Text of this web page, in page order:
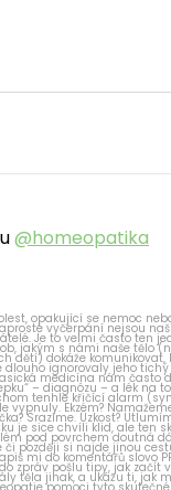
@homeopatika
homeopatika.cz
Čvc 16